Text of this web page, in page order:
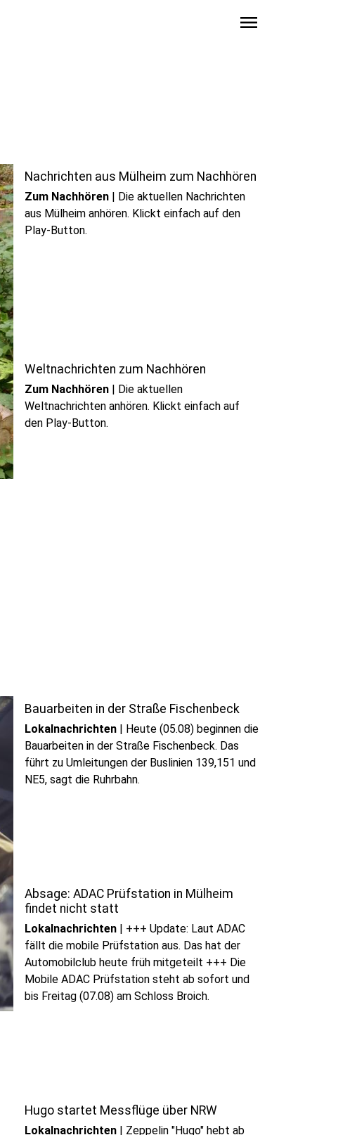
menu
Nachrichten aus Mülheim zum Nachhören
Zum Nachhören | Die aktuellen Nachrichten
aus Mülheim anhören. Klickt einfach auf den
Play-Button.
Weltnachrichten zum Nachhören
Zum Nachhören | Die aktuellen
Weltnachrichten anhören. Klickt einfach auf
den Play-Button.
Bauarbeiten in der Straße Fischenbeck
Lokalnachrichten | Heute (05.08) beginnen die
Bauarbeiten in der Straße Fischenbeck. Das
führt zu Umleitungen der Buslinien 139,151 und
NE5, sagt die Ruhrbahn.
Absage: ADAC Prüfstation in Mülheim
findet nicht statt
Lokalnachrichten | +++ Update: Laut ADAC
fällt die mobile Prüfstation aus. Das hat der
Automobilclub heute früh mitgeteilt +++ Die
Mobile ADAC Prüfstation steht ab sofort und
bis Freitag (07.08) am Schloss Broich.
Hugo startet Messflüge über NRW
Lokalnachrichten | Zeppelin "Hugo" hebt ab